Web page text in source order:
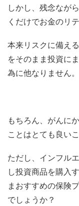
しかし、残念なが
くだけでお金のリ
本来リスクに備え
をそのまま投資に
為に他なりません。
もちろん、がんに
ことはとても良いこ
ただし、インフル
し投資商品を購入
まおすすめの保険
でしょうか？